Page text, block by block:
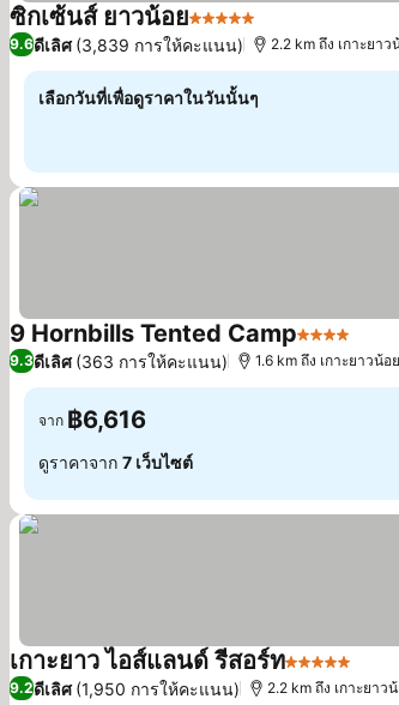
ซิกเซ้นส์ ยาวน้อย5 ดาว ดูราคา
9.6ดีเลิศ (3,839 การให้คะแนน) 2.2 km ถึง เกาะยาว
เลือกวันที่เพื่อดูราคาในวันนั้นๆ
9 Hornbills Tented Camp4 ดาว
9.3ดีเลิศ (363 การให้คะแนน) 1.6 km ถึง เกาะยาวน้อย
จาก ฿6,616
ดูราคาจาก 7 เว็บไซต์
เกาะยาว ไอส์แลนด์ รีสอร์ท5 ดาว
9.2ดีเลิศ (1,950 การให้คะแนน) 2.2 km ถึง เกาะยาว